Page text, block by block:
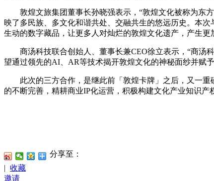
敦煌文旅集团董事长孙晓强表示，“敦煌文化被称为东方
映了多民族、多文化和谐共处、交融共生的悠远历史。本
生动的数字藏品，让更多人对灿烂的敦煌文化遗产，产生更
商汤科技联合创始人、董事长兼CEO徐立表示，“商汤科
望通过领先的AI、AR等技术揭开敦煌文化的神秘面纱并赋
此次的三方合作，是继此前「敦煌卡牌」之后，又一重
的不断完善，精耕商业IP化运营，积极构建文化产业知识
分享至：
| 收藏
邀请